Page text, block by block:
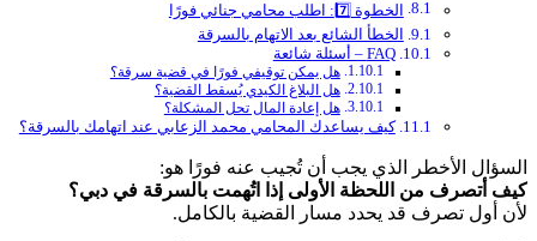
الخطوة 7️⃣: اطلب محامي جنائي فورًا
الخطأ الشائع بعد الاتهام بالسرقة
FAQ – أسئلة شائعة
هل يمكن توقيفي فورًا في قضية سرقة؟
هل البلاغ الكيدي يُسقط القضية؟
هل إعادة المال تحل المشكلة؟
كيف يساعدك المحامي محمد الزعابي عند اتهامك بالسرقة؟
السؤال الأخطر الذي يجب أن تُجيب عنه فورًا هو:
كيف أتصرف من اللحظة الأولى إذا اتُهمت بالسرقة في دبي؟
لأن أول تصرف قد يحدد مسار القضية بالكامل.